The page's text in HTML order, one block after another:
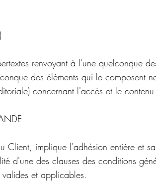
renvoyant à l'une quelconque
des éléments qui le composent
concernant l'accès et le
Client, implique l'adhésion entière et
d'une des clauses des conditions
valides et applicables.